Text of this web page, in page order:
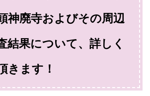
神廃寺およびその周辺
結果について、詳しく
きます！